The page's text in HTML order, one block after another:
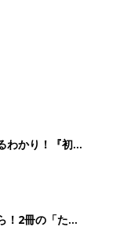
立つ情報がいっ
教科書